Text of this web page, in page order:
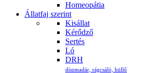
Homeopátia
Állatfaj szerint
Kisállat
Kérődző
Sertés
Ló
DRH
díszmadár, rágcsáló, hüllő